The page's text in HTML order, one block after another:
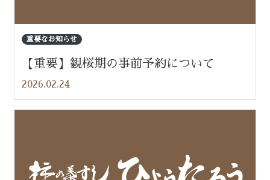
重要なお知らせ
【重要】観桜期の事前予約について
2026.02.24